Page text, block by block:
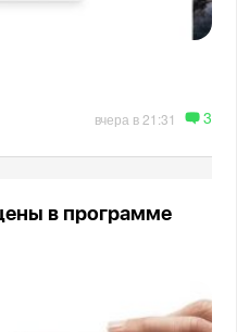
вчера в 21:31 3
в программе